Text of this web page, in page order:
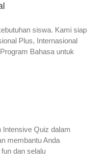
siswa. Kami siap
Plus, Internasional
Bahasa untuk
Intensive Quiz dalam
membantu Anda
dan selalu